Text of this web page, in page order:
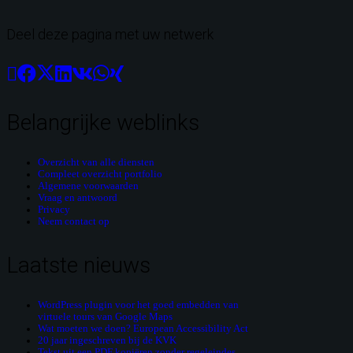
Deel deze pagina met uw netwerk
Belangrijke weblinks
Overzicht van alle diensten
Compleet overzicht portfolio
Algemene voorwaarden
Vraag en antwoord
Privacy
Neem contact op
Laatste nieuws
WordPress plugin voor het goed embedden van
virtuele tours van Google Maps
Wat moeten we doen? European Accessibility Act
20 jaar ingeschreven bij de KVK